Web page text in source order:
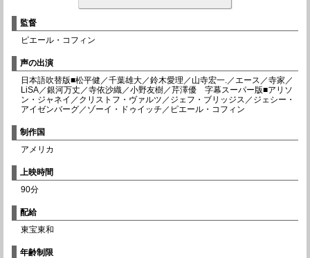
監督
ピエール・コフィン
声の出演
日本語吹替版■松平健／千葉雄大／鈴木愛理／山寺宏一.／エース／寺家／
LiSA／銀河万丈／寺依沙織／小野友樹／芹澤優 字幕スーパー版■アリソ
ン・ジャネイ／クリストフ・ヴァルツ／ジェフ・ブリッジス／ジェシー・
アイゼンバーグ／ゾーイ・ドゥイッチ／ピエール・コフィン
制作国
アメリカ
上映時間
90分
配給
東宝東和
年齢制限